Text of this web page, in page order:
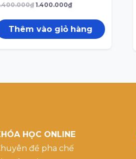
xếp
₫ 1.400.000₫
Thêm vào giỏ hàng
HỌC ONLINE
đề pha chế